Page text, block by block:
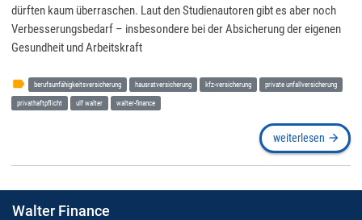
dürften kaum überraschen. Laut den Studienautoren gibt es aber noch
Verbesserungsbedarf – insbesondere bei der Absicherung der eigenen
Gesundheit und Arbeitskraft
label berufsunfähigkeitsversicherung hausratversicherung kfz-versicherung private unfallversicherung
privathaftpflicht ulf walter walter-finance
weiterlesen arrow_forward
Walter Finance